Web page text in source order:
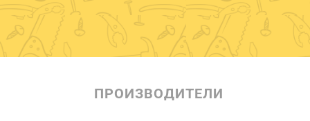
ПРОИЗВОДИТЕЛИ